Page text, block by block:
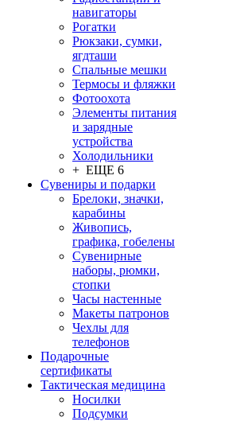
навигаторы
Рогатки
Рюкзаки, сумки,
ягдташи
Спальные мешки
Термосы и фляжки
Фотоохота
Элементы питания
и зарядные
устройства
Холодильники
+ ЕЩЕ 6
Сувениры и подарки
Брелоки, значки,
карабины
Живопись,
графика, гобелены
Сувенирные
наборы, рюмки,
стопки
Часы настенные
Макеты патронов
Чехлы для
телефонов
Подарочные
сертификаты
Тактическая медицина
Носилки
Подсумки